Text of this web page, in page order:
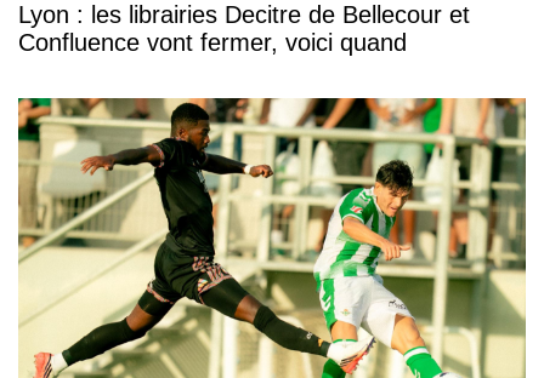
Lyon : les librairies Decitre de Bellecour et
Confluence vont fermer, voici quand